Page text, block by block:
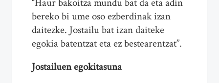
“Haur bakoitza mundu bat da eta adin
bereko bi ume oso ezberdinak izan
daitezke. Jostailu bat izan daiteke
egokia batentzat eta ez bestearentzat”.
Jostailuen egokitasuna